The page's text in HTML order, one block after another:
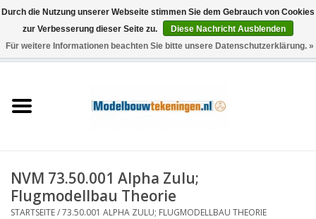
0 Artikel - €0,00
Schiffe
Holzbau
NVM 73.50.001 Alpha Zulu;
Flugmodellbau Theorie
STARTSEITE/73.50.001 ALPHA ZULU; FLUGMODELLBAU THEORIE
Durch die Nutzung unserer Webseite stimmen Sie dem Gebrauch von Cookies
zur Verbesserung dieser Seite zu.
Diese Nachricht Ausblenden
Für weitere Informationen beachten Sie bitte unsere Datenschutzerklärung. »